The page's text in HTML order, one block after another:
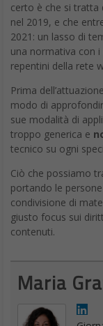
certo è che si tratta
nel 2019, e che
2021: un lasso di
una normativa con
repentini della rete
Prima
modo di
sue modalità di
troppo generica e
tecnico su ogni
Ciò che possiamo
portando le
condivisione di
giusto focus sui
contenuti.
Maria